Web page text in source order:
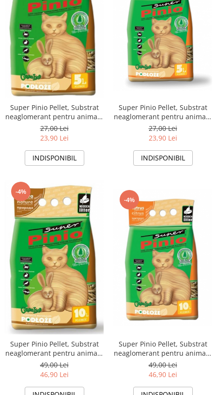
Super Pinio Pellet, Substrat
neaglomerant pentru animale
de companie, 5l-3.5kg
27,00 Lei
23,90 Lei
INDISPONIBIL
Super Pinio Pellet, Substrat
neaglomerant pentru animale
de companie,lamaie, 5l-3.5kg
27,00 Lei
23,90 Lei
INDISPONIBIL
-4%
Super Pinio Pellet, Substrat
neaglomerant pentru animale
de companie, 10l-8kg
49,00 Lei
46,90 Lei
-4%
Super Pinio Pellet, Substrat
neaglomerant pentru animale
de companie,lamaie, 10l-8kg
49,00 Lei
46,90 Lei